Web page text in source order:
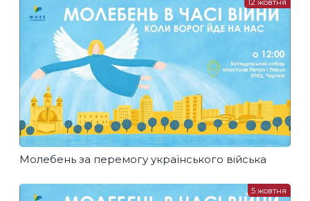
Молебень за перемогу українського війська
5 жовтня